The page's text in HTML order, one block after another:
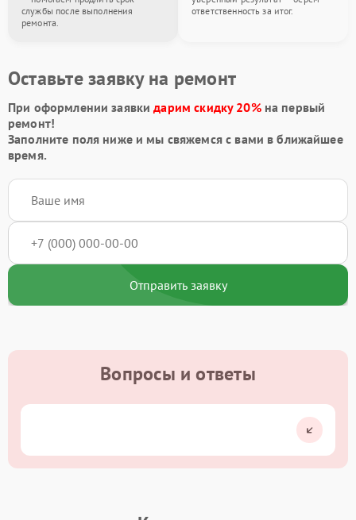
службы после выполнения
ремонта.
ответственность за итог.
Оставьте заявку на ремонт
При оформлении заявкидарим скидку 20%на первый
ремонт!
Заполните поля ниже и мы свяжемся с вами в ближайшее
время.
Отправить заявку
Вопросы и ответы